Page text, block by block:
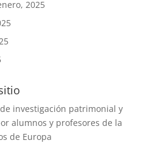
2025
investigación patrimonial y
alumnos y profesores de la
de Europa